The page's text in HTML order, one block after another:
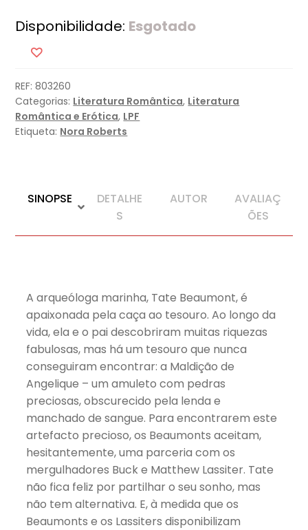
Disponibilidade: Esgotado
REF:803260
Categorias: Literatura Romântica, Literatura
Romântica e Erótica, LPF
Etiqueta: Nora Roberts
SINOPSE
DETALHE
S
AUTOR
AVALIAÇ
ÕES
A arqueóloga marinha, Tate Beaumont, é
apaixonada pela caça ao tesouro. Ao longo da
vida, ela e o pai descobriram muitas riquezas
fabulosas, mas há um tesouro que nunca
conseguiram encontrar: a Maldição de
Angelique – um amuleto com pedras
preciosas, obscurecido pela lenda e
manchado de sangue. Para encontrarem este
artefacto precioso, os Beaumonts aceitam,
hesitantemente, uma parceria com os
mergulhadores Buck e Matthew Lassiter. Tate
não fica feliz por partilhar o seu sonho, mas
não tem alternativa. E, à medida que os
Beaumonts e os Lassiters disponibilizam